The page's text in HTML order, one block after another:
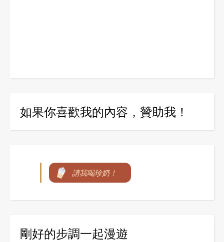
如果你喜歡我的內容，贊助我！
請我喝珍奶！
剛好的步調一起漫遊